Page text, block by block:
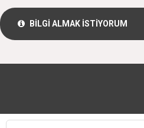
BİLGİ ALMAK İSTİYORUM